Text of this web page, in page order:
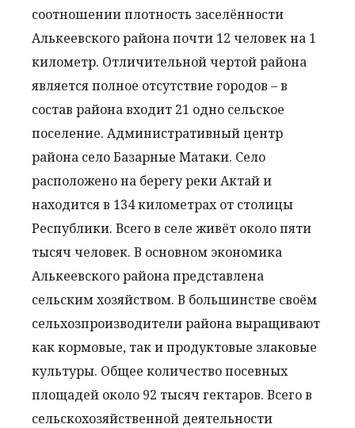
соотношении плотность заселённости
Алькеевского района почти 12 человек на 1
километр. Отличительной чертой района
является полное отсутствие городов – в
состав района входит 21 одно сельское
поселение. Административный центр
района село Базарные Матаки. Село
расположено на берегу реки Актай и
находится в 134 километрах от столицы
Республики. Всего в селе живёт около пяти
тысяч человек. В основном экономика
Алькеевского района представлена
сельским хозяйством. В большинстве своём
сельхозпроизводители района выращивают
как кормовые, так и продуктовые злаковые
культуры. Общее количество посевных
площадей около 92 тысяч гектаров. Всего в
сельскохозяйственной деятельности